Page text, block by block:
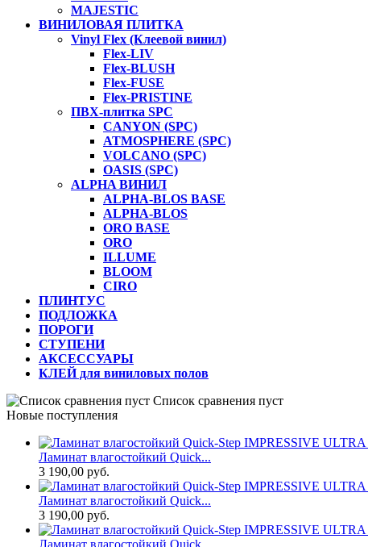
MAJESTIC
ВИНИЛОВАЯ ПЛИТКА
Vinyl Flex (Клеевой винил)
Flex-LIV
Flex-BLUSH
Flex-FUSE
Flex-PRISTINE
ПВХ-плитка SPC
CANYON (SPC)
ATMOSPHERE (SPC)
VOLCANO (SPC)
OASIS (SPC)
ALPHA ВИНИЛ
ALPHA-BLOS BASE
ALPHA-BLOS
ORO BASE
ORO
ILLUME
BLOOM
CIRO
ПЛИНТУС
ПОДЛОЖКА
ПОРОГИ
СТУПЕНИ
АКСЕССУАРЫ
КЛЕЙ для виниловых полов
Список сравнения пуст
Новые поступления
Ламинат влагостойкий Quick...
3 190,00 руб.
Ламинат влагостойкий Quick...
3 190,00 руб.